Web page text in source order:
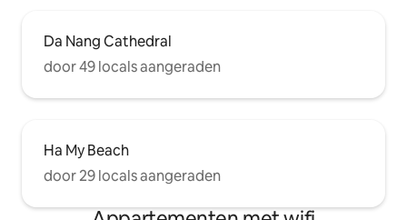
Da Nang Cathedral
door 49 locals aangeraden
Ha My Beach
door 29 locals aangeraden